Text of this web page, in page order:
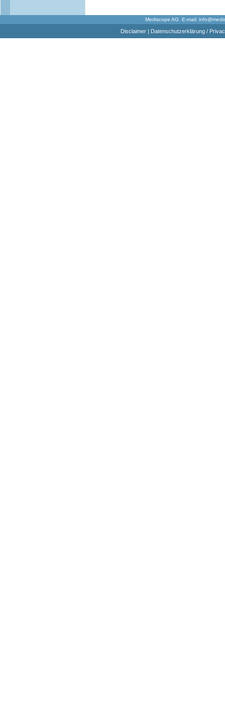
Mediscope AG E-mail:
Disclaimer| Datenschutzerklärung /